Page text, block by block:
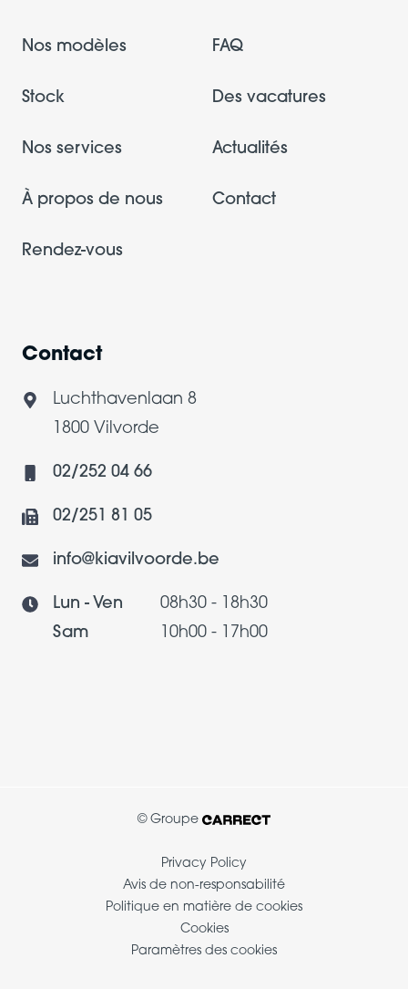
Nos modèles
Stock
Nos services
À propos de nous
Rendez-vous
FAQ
Des vacatures
Actualités
Contact
Contact
Luchthavenlaan 8
1800 Vilvorde
02/252 04 66
02/251 81 05
info@kiavilvoorde.be
Lun - Ven
08h30 - 18h30
Sam
10h00 - 17h00
© Groupe
Privacy Policy
Avis de non-responsabilité
Politique en matière de cookies
Cookies
Paramètres des cookies